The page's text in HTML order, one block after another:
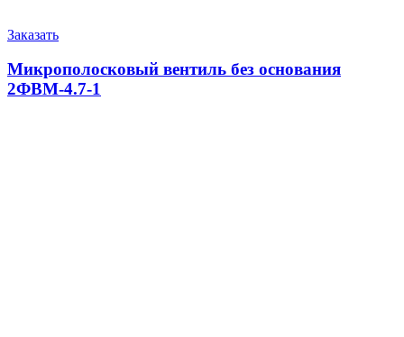
Заказать
Микрополосковый вентиль без основания
2ФВМ-4.7-1